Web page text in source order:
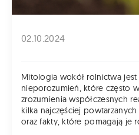
02.10.2024
Mitologia wokół rolnictwa
nieporozumień, które często
zrozumienia współczesnych
kilka najczęściej
oraz fakty, które pomagają je